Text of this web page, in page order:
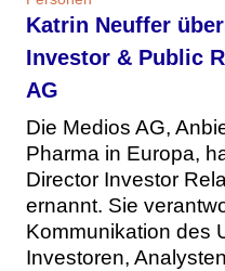
Katrin Neuffer
Investor & Public
AG
Die Medios AG,
Pharma in Europa,
Director Investor
ernannt. Sie
Kommunikation des
Investoren,